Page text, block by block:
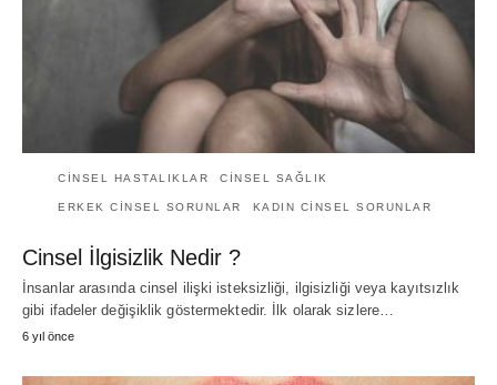
CINSEL HASTALIKLAR CINSEL SAĞLIK
ERKEK CINSEL SORUNLAR KADIN CINSEL SORUNLAR
Cinsel İlgisizlik Nedir ?
İnsanlar arasında cinsel ilişki isteksizliği, ilgisizliği veya kayıtsızlık
gibi ifadeler değişiklik göstermektedir. İlk olarak sizlere…
6 yıl önce